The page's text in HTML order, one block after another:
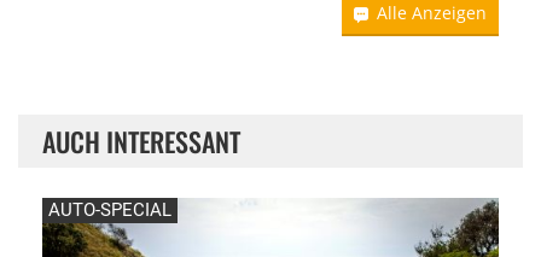
Alle Anzeigen
AUCH INTERESSANT
AUTO-SPECIAL